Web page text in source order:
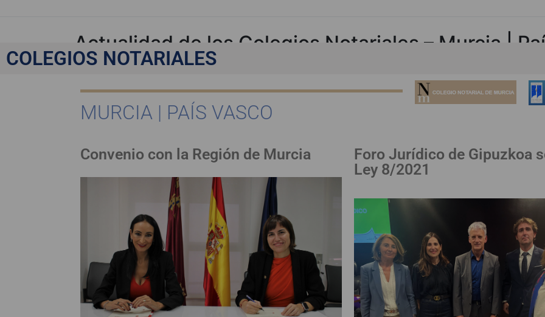
Actualidad de los Colegios Notariales – Murcia |
COLEGIOS NOTARIALES
MURCIA | PAÍS VASCO
Convenio con la Región de Murcia
Foro Jurídico de Gipuzkoa
Ley 8/2021